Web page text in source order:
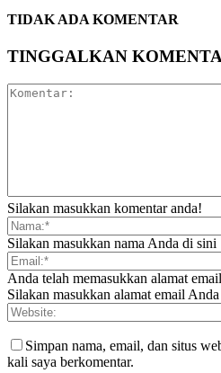
TIDAK ADA KOMENTAR
TINGGALKAN
Silakan masukkan komentar anda!
Silakan masukkan nama Anda di sini
Anda telah memasukkan alamat
Silakan masukkan alamat email
Simpan nama, email, dan situs
kali saya berkomentar.